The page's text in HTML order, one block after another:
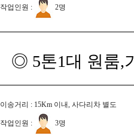
작업인원 : 2명
◎ 5톤1대 원룸,
이송거리 : 15Km 이내, 사다리차 별도
작업인원 : 3명